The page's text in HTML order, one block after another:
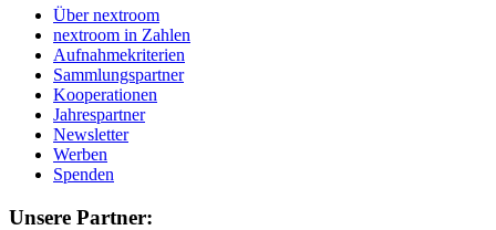
Über nextroom
nextroom in Zahlen
Aufnahmekriterien
Sammlungspartner
Kooperationen
Jahrespartner
Newsletter
Werben
Spenden
Unsere Partner: